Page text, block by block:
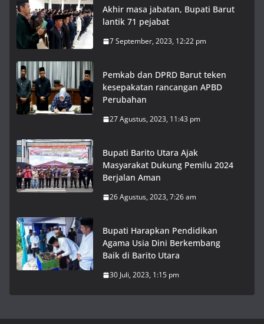
Akhir masa jabatan, Bupati Barut
lantik 71 pejabat
7 September, 2023, 12:22 pm
Pemkab dan DPRD Barut teken
kesepakatan rancangan APBD
Perubahan
27 Agustus, 2023, 11:43 pm
Bupati Barito Utara Ajak
Masyarakat Dukung Pemilu 2024
Berjalan Aman
26 Agustus, 2023, 7:26 am
Bupati Harapkan Pendidikan
Agama Usia Dini Berkembang
Baik di Barito Utara
30 Juli, 2023, 1:15 pm